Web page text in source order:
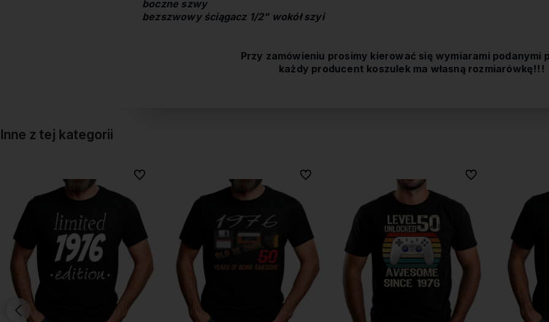
boczne szwy
bezszwowy ściągacz 1/2" wokół szyi
Przy zamówieniu prosimy kierować się wymiarami podanymi
każdy producent koszulek ma własną rozmiarówkę!!!
Inne z tej kategorii
Do ulubionych
Do ulubionych Do ulubionych
Do ulubionych Do ulubionych
Do ulubionych